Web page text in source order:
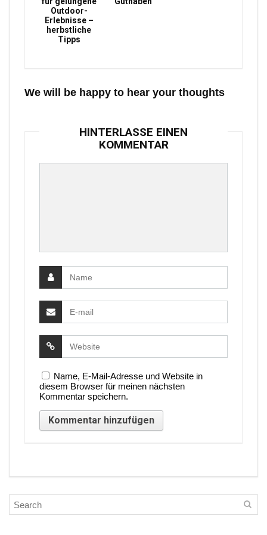
Outdoor-
Erlebnisse –
herbstliche
Tipps
We will be happy to hear your thoughts
HINTERLASSE EINEN
KOMMENTAR
Name, E-Mail-Adresse und Website in
diesem Browser für meinen nächsten
Kommentar speichern.